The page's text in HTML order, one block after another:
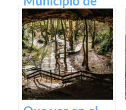
Armañanzas en
Navarra